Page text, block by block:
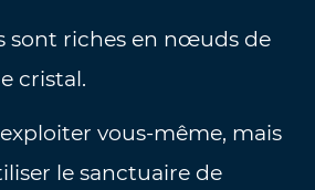
sont riches en nœuds de
cristal.
vous-même, mais
le sanctuaire de